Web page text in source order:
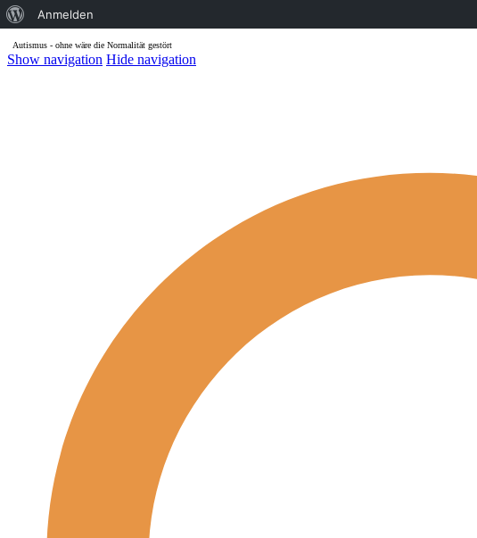
Autismus - ohne wäre die Normalität gestört
Show navigation Hide navigation
Über
WordPress
Anmelden